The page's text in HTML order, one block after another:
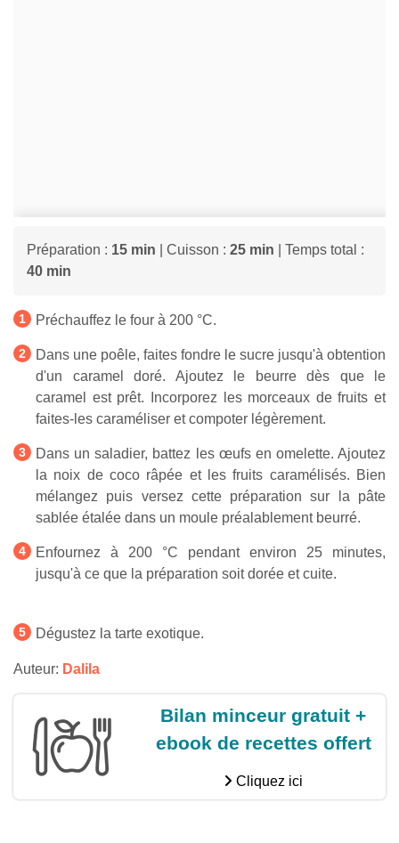
Préparation : 15 min | Cuisson : 25 min | Temps total :
40 min
Préchauffez le four à 200 °C.
Dans une poêle, faites fondre le sucre jusqu'à obtention
d'un caramel doré. Ajoutez le beurre dès que le
caramel est prêt. Incorporez les morceaux de fruits et
faites-les caraméliser et compoter légèrement.
Dans un saladier, battez les œufs en omelette. Ajoutez
la noix de coco râpée et les fruits caramélisés. Bien
mélangez puis versez cette préparation sur la pâte
sablée étalée dans un moule préalablement beurré.
Enfournez à 200 °C pendant environ 25 minutes,
jusqu'à ce que la préparation soit dorée et cuite.
Dégustez la tarte exotique.
Auteur: Dalila
Bilan minceur gratuit +
ebook de recettes offert
Cliquez ici